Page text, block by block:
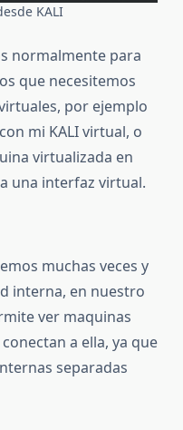
KALI
normalmente para
que necesitemos
por ejemplo
mi KALI virtual, o
virtualizada en
una interfaz virtual.
muchas veces y
interna, en nuestro
ver maquinas
a ella, ya que
separadas